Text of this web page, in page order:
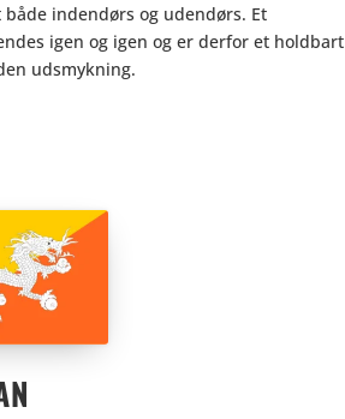
indendørs og udendørs. Et
igen og igen og er derfor et holdbart
udsmykning.